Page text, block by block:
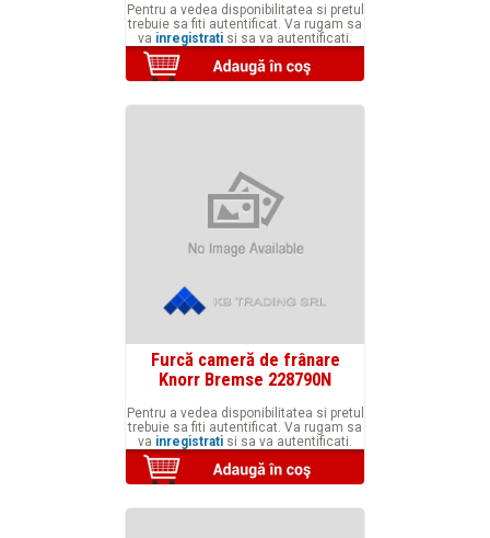
Pentru a vedea disponibilitatea si pretul
trebuie sa fiti autentificat. Va rugam sa
va inregistrati si sa va autentificati.
Furcă cameră de frânare
Knorr Bremse 228790N
Pentru a vedea disponibilitatea si pretul
trebuie sa fiti autentificat. Va rugam sa
va inregistrati si sa va autentificati.